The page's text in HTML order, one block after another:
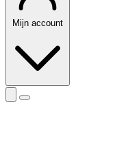
Mijn account